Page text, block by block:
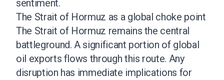
sentiment.
The Strait of Hormuz as a global choke point
The Strait of Hormuz remains the central
battleground. A significant portion of global
oil exports flows through this route. Any
disruption has immediate implications for